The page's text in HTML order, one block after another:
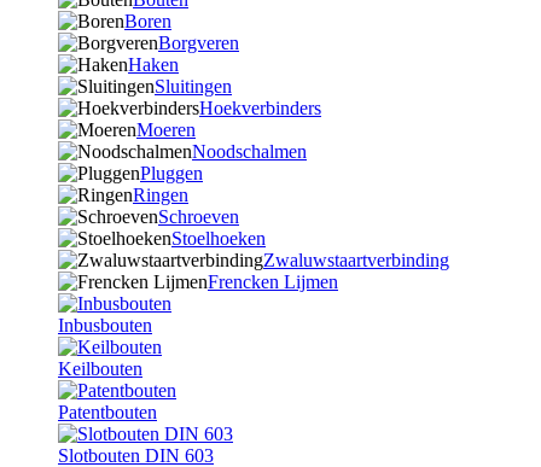
Boren
Borgveren
Haken
Sluitingen
Hoekverbinders
Moeren
Noodschalmen
Pluggen
Ringen
Schroeven
Stoelhoeken
Zwaluwstaartverbinding
Frencken Lijmen
Inbusbouten
Keilbouten
Patentbouten
Slotbouten DIN 603